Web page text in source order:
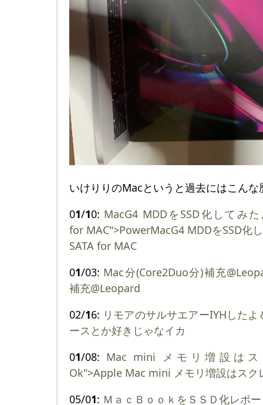
いけりりのMacというと過去にはこんな
01/10: MacG4 MDDをSSD化してみ
for MAC">PowerMacG4 MDDをSSD化
SATA for MAC
01/03: Mac分(Core2Duo分)補充
補充@Leopard
02/16: リモアのサルサエアーIYHした
ースとか好きじゃなイカ
01/08: Mac mini メモリ増設は
Ok">Apple Mac mini メモリ増設はスク
05/01: ＭａｃＢｏｏｋをＳＳＤ化レポ